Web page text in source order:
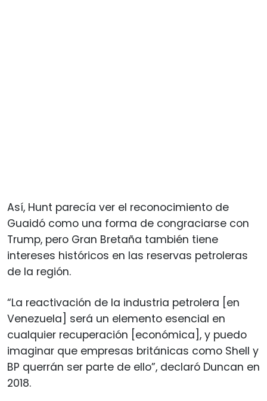
Así, Hunt parecía ver el reconocimiento de
Guaidó como una forma de congraciarse con
Trump, pero Gran Bretaña también tiene
intereses históricos en las reservas petroleras
de la región.
“La reactivación de la industria petrolera [en
Venezuela] será un elemento esencial en
cualquier recuperación [económica], y puedo
imaginar que empresas británicas como Shell y
BP querrán ser parte de ello”, declaró Duncan en
2018.